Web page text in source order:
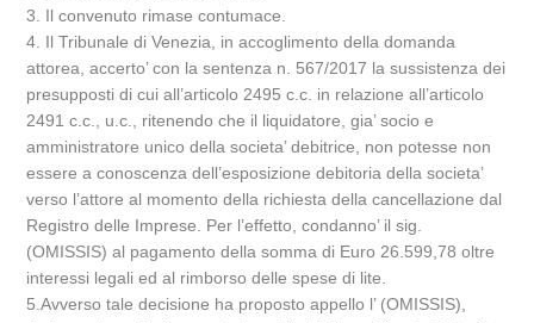
3. Il convenuto rimase contumace.
4. Il Tribunale di Venezia, in accoglimento della domanda
attorea, accerto’ con la sentenza n. 567/2017 la sussistenza dei
presupposti di cui all’articolo 2495 c.c. in relazione all’articolo
2491 c.c., u.c., ritenendo che il liquidatore, gia’ socio e
amministratore unico della societa’ debitrice, non potesse non
essere a conoscenza dell’esposizione debitoria della societa’
verso l’attore al momento della richiesta della cancellazione dal
Registro delle Imprese. Per l’effetto, condanno’ il sig.
(OMISSIS) al pagamento della somma di Euro 26.599,78 oltre
interessi legali ed al rimborso delle spese di lite.
5.Avverso tale decisione ha proposto appello l’ (OMISSIS),